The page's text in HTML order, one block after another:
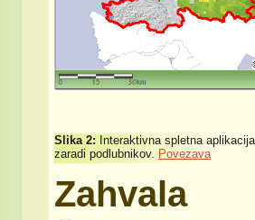
Slika 2: Interaktivna spletna
zaradi podlubnikov. Povezava
Zahvala